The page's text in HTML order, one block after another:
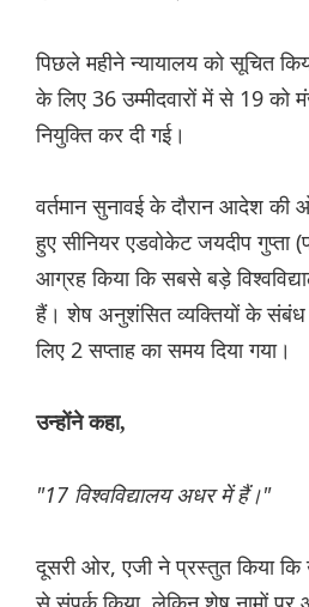
पिछले महीने न्यायालय को सूचित
के लिए 36 उम्मीदवारों में से 19 को
नियुक्ति कर दी गई।
वर्तमान सुनावई के दौरान आदेश की
हुए सीनियर एडवोकेट जयदीप गुप्ता
आग्रह किया कि सबसे बड़े
हैं। शेष अनुशंसित व्यक्तियों के संबंध
लिए 2 सप्ताह का समय दिया गया।
उन्होंने कहा,
"17 विश्वविद्यालय अधर में हैं।"
दूसरी ओर, एजी ने प्रस्तुत किया कि